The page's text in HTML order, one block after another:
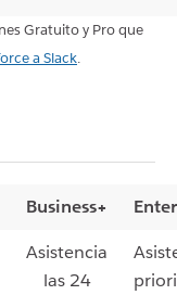
Gratuito y Pro que
a Slack.
Business+
Asistencia
las 24